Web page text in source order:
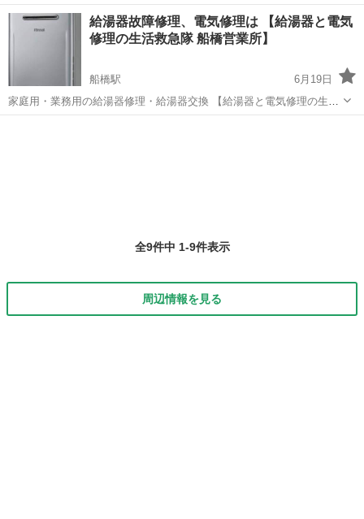
ンナオスンジャ－ 船橋営業所】でしております。 ※弊社のエアコン修
理は事前予約制になります。 修理出張エリア：東京・神奈川・埼玉・
千葉 船橋市 船橋駅 その他 天井
給湯器故障修理、電気修理は 【給湯器と電気
修理の生活救急隊 船橋営業所】
船橋駅
6月19日
家庭用・業務用の給湯器修理・給湯器交換 【給湯器と電気修理の生活
救急隊 船橋営業所】 ※給湯器修理は概算見積金額をお伝えしまして
全9件中 1-9件表示
周辺情報を見る